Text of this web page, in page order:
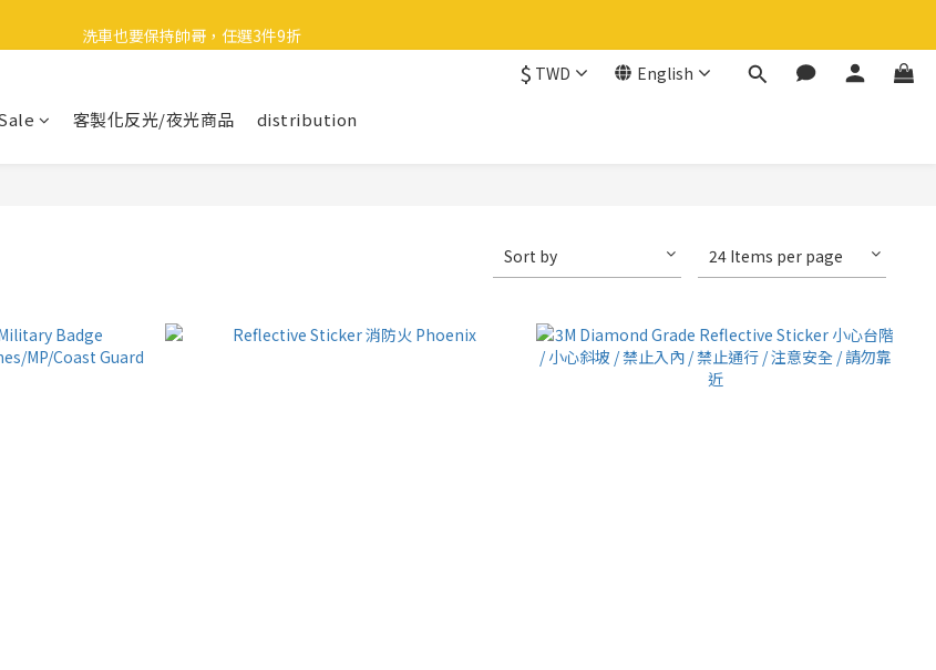
🎉 全館滿 599 免運（台灣本島）下單後 2 個工作天內寄出
洗車也要保持帥哥，任選3件9折
全館滿 599 免運（台灣本島）下單後 2 個工作天內寄出
$ TWD English
客製化反光/夜光商品 distribution
Sort by 24 Items per page